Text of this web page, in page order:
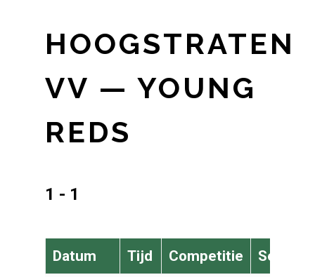
HOOGSTRATEN
VV — YOUNG
REDS
1 - 1
Datum Tijd Competitie Seizoen